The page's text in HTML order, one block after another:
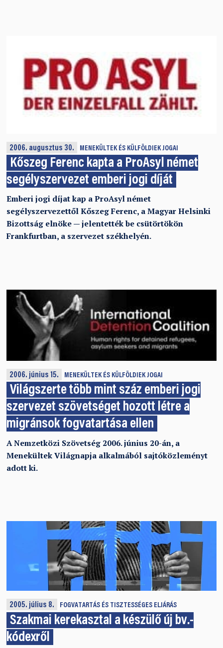
2006. augusztus 30. MENEKÜLTEK ÉS KÜLFÖLDIEK JOGAI
Kőszeg Ferenc kapta a ProAsyl német
segélyszervezet emberi jogi díját
Emberi jogi díjat kap a ProAsyl német
segélyszervezettől Kőszeg Ferenc, a Magyar Helsinki
Bizottság elnöke — jelentették be csütörtökön
Frankfurtban, a szervezet székhelyén.
2006. június 15. MENEKÜLTEK ÉS KÜLFÖLDIEK JOGAI
Világszerte több mint száz emberi jogi
szervezet szövetséget hozott létre a
migránsok fogvatartása ellen
A Nemzetközi Szövetség 2006. június 20-án, a
Menekültek Világnapja alkalmából sajtóközleményt
adott ki.
2005. július 8. FOGVATARTÁS ÉS TISZTESSÉGES ELJÁRÁS
Szakmai kerekasztal a készülő új bv.-
kódexről